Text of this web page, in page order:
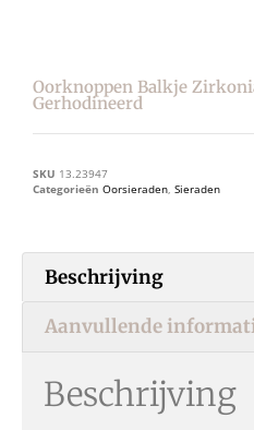
Oorknoppen Balkje
Gerhodineerd
SKU 13.23947
Categorieën Oorsieraden, Sieraden
Beschrijving
Aanvullende
Beschrijving